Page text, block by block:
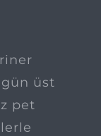
gün üst
pet